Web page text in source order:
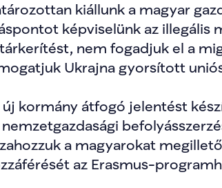
kiállunk a magyar
képviselünk az illegális
nem fogadjuk el a
Ukrajna gyorsított
új kormány átfogó jelentést
nemzetgazdasági
a magyarokat
az Erasmus-